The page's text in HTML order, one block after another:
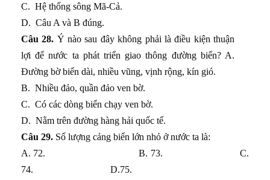
C. Hệ thống sông Mã-Cả.
D. Câu A và B đúng.
Câu 28. Ý nào sau đây không phải là điều kiện thuận
lợi để nước ta phát triển giao thông đường biển? A.
Đường bờ biển dài, nhiều vũng, vịnh rộng, kín gió.
B. Nhiều đảo, quần đảo ven bờ.
C. Có các dòng biển chạy ven bờ.
D. Nằm trên đường hàng hải quốc tế.
Câu 29. Số lượng cảng biển lớn nhỏ ở nước ta là:
A. 72. B. 73. C.
74. D.75.